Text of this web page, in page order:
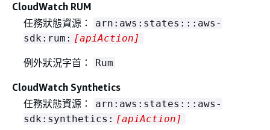
CloudWatch RUM
任務狀態資源：
arn:aws:states:::aws-
sdk:rum: [apiAction]
例外狀況字首： Rum
CloudWatch Synthetics
任務狀態資源：
arn:aws:states:::aws-
sdk:synthetics: [apiAction]